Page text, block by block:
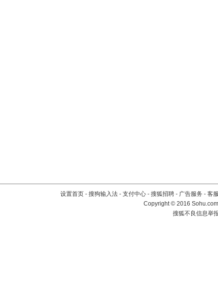
设置首页 - 搜狗输入法 - 支付中心 - 搜狐招聘 - 广告服务 - 客
Copyright©2016
搜狐不良信息举